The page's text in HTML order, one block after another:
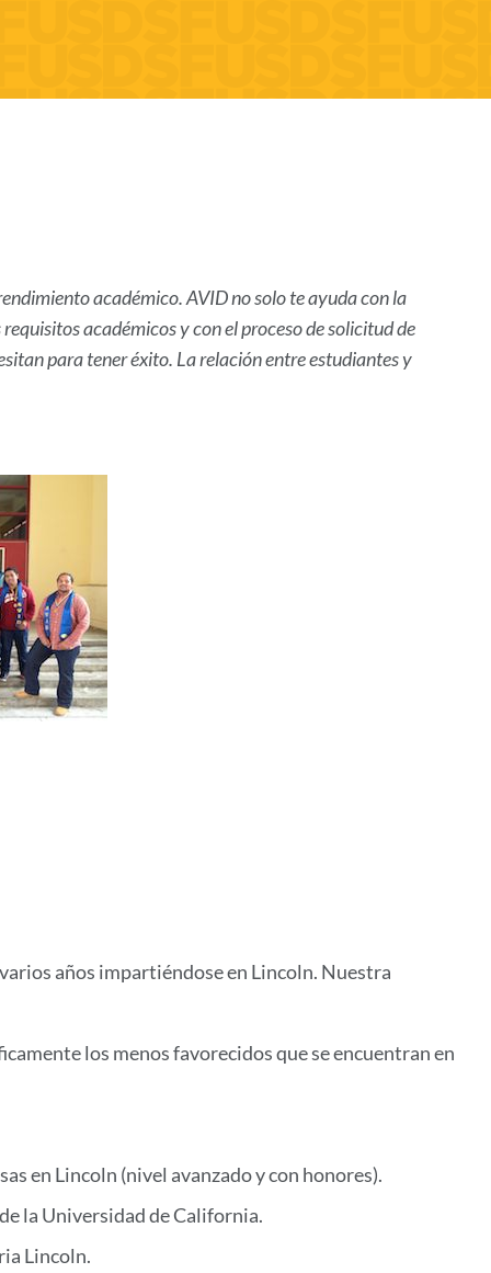
académico. AVID no solo te ayuda con la
académicos y con el proceso de solicitud de
para tener éxito. La relación entre estudiantes y
años impartiéndose en Lincoln. Nuestra
los menos favorecidos que se encuentran en
en Lincoln (nivel avanzado y con honores).
la Universidad de California.
Lincoln.